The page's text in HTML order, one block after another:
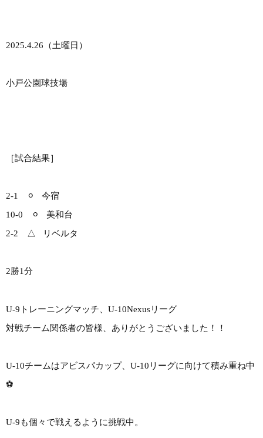
2025.4.26（土曜日）
小戸公園球技場
［試合結果］
2-1 ⚪︎ 今宿
10-0 ⚪︎ 美和台
2-2 △ リベルタ
2勝1分
U-9トレーニングマッチ、U-10Nexusリーグ
対戦チーム関係者の皆様、ありがとうございました！！
U-10チームはアビスパカップ、U-10リーグに向けて積み重ね中
⚽️
U-9も個々で戦えるように挑戦中。